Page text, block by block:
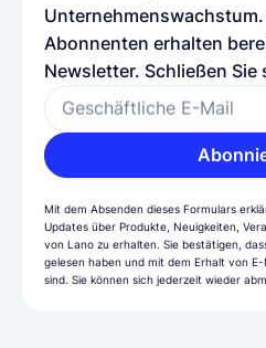
Abonnenten erhalten
Newsletter. Schließen Sie
Geschäftliche E-Mail
Mit dem Absenden dieses Formulars
Updates über Produkte, Neuigkeiten,
von Lano zu erhalten. Sie bestätigen,
gelesen haben und mit dem Erhalt von
sind. Sie können sich jederzeit wieder